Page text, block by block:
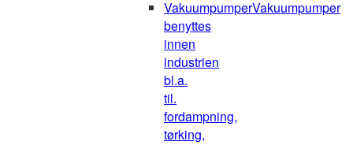
VakuumpumperVakuumpumper
benyttes
innen
industrien
bl.a.
til.
fordampning,
tørking,